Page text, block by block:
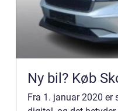
Ny bil? Køb
Fra 1. januar 2020